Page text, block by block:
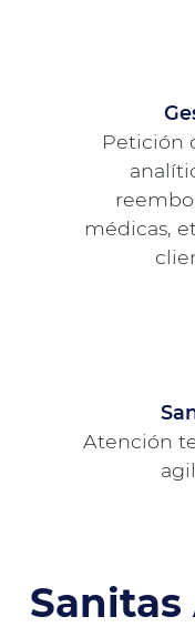
Petición
médicas,
Atención
Sanitas